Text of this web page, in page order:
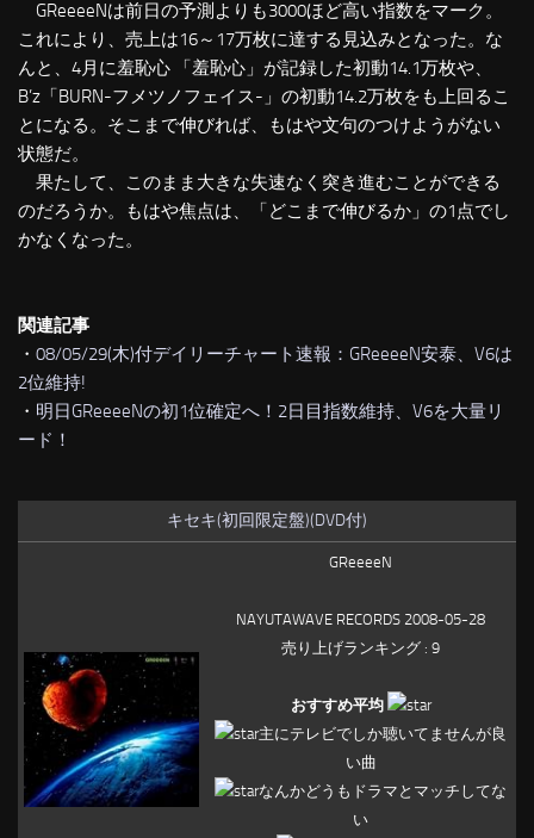
GReeeeNは前日の予測よりも3000ほど高い指数をマーク。
これにより、売上は16～17万枚に達する見込みとなった。な
んと、4月に羞恥心 「羞恥心」が記録した初動14.1万枚や、
B’z「BURN-フメツノフェイス-」の初動14.2万枚をも上回るこ
とになる。そこまで伸びれば、もはや文句のつけようがない
状態だ。
果たして、このまま大きな失速なく突き進むことができる
のだろうか。もはや焦点は、「どこまで伸びるか」の1点でし
かなくなった。
関連記事
・ 08/05/29(木)付デイリーチャート速報：GReeeeN安泰、V6は
2位維持!
・ 明日GReeeeNの初1位確定へ！2日目指数維持、V6を大量リ
ード！
キセキ(初回限定盤)(DVD付)
GReeeeN
NAYUTAWAVE RECORDS 2008-05-28
売り上げランキング : 9
おすすめ平均
主にテレビでしか聴いてませんが良
い曲
なんかどうもドラマとマッチしてな
い